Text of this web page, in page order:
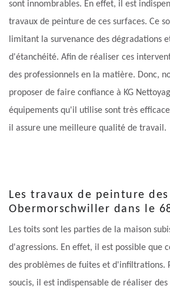
sont innombrables. En effet, il est
travaux de peinture de ces surfaces. Ce
limitant la survenance des dégradations
d'étanchéité. Afin de réaliser ces
des professionnels en la matière. Donc,
proposer de faire confiance à KG
équipements qu'il utilise sont très
il assure une meilleure qualité de travail.
Les travaux de peinture
Obermorschwiller dans le
Les toits sont les parties de la maison
d'agressions. En effet, il est possible que
des problèmes de fuites et d'infiltrations.
soucis, il est indispensable de réaliser